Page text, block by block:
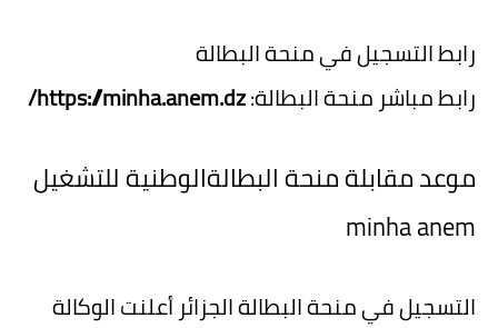
رابط التسجيل في منحة البطالة
رابط مباشر منحة البطالة:https://minha.anem.dz/
موعد مقابلة منحة البطالةالوطنية للتشغيل
minha anem
التسجيل في منحة البطالة الجزائر أعلنت الوكالة